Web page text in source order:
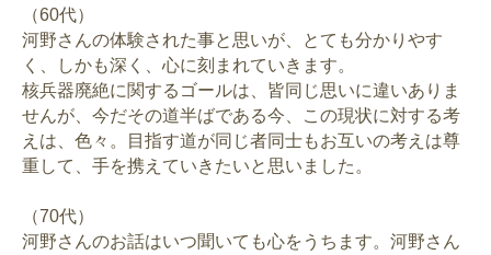
（60代）
河野さんの体験された事と思いが、とても分かりやす
く、しかも深く、心に刻まれていきます。
核兵器廃絶に関するゴールは、皆同じ思いに違いありま
せんが、今だその道半ばである今、この現状に対する考
えは、色々。目指す道が同じ者同士もお互いの考えは尊
重して、手を携えていきたいと思いました。
（70代）
河野さんのお話はいつ聞いても心をうちます。河野さん